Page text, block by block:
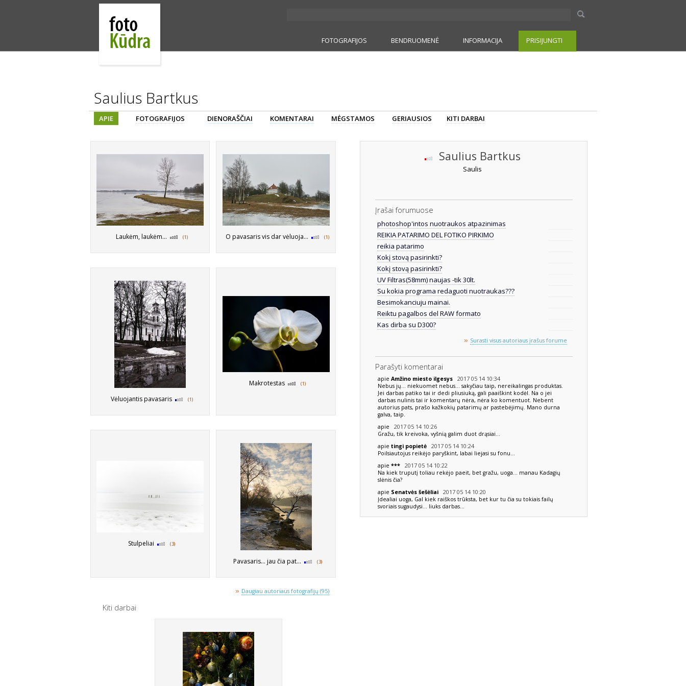
FOTOGRAFIJOS BENDRUOMENĖ INFORMACIJA PRISIJUNGTI
Saulius Bartkus
APIE FOTOGRAFIJOS DIENORAŠČIAI KOMENTARAI MĖGSTAMOS GERIAUSIOS KITI DARBAI
Laukėm, laukėm... (1) O pavasaris vis dar vėluoja... (1)
Vėluojantis pavasaris (1)
Makrotestas (1)
Stulpeliai (3)
Pavasaris... jau čia pat... (3)
» Daugiau autoriaus fotografijų (95)
Kiti darbai
Saulius Bartkus
Saulis
Įrašai forumuose
photoshop'intos nuotraukos atpazinimas
REIKIA PATARIMO DEL FOTIKO PIRKIMO
reikia patarimo
Kokį stovą pasirinkti?
Kokį stovą pasirinkti?
UV Filtras(58mm) naujas -tik 30lt.
Su kokia programa redaguoti nuotraukas???
Besimokanciuju mainai.
Reiktu pagalbos del RAW formato
Kas dirba su D300?
» Surasti visus autoriaus įrašus forume
Parašyti komentarai
apie Amžino miesto ilgesys 2017 05 14 10:34
Nebus jų... niekuomet nebus... sakyčiau taip, nereikalingas produktas.
Jei darbas patiko tai ir dedi pliusiuką, gali paaiškint kodėl. Na o jei
darbas nulinis tai ir komentarų nėra, nėra ko komentuot. Nebent
autorius pats, prašo kažkokių patarimų ar pastebėjimų. Mano durna
galva, taip.
apie
2017 05 14 10:26
Gražu, tik kreivoka, vyšnią galim duot drąsiai...
apie tingi popietė 2017 05 14 10:24
Poilsiautojus reikėjo paryškint, labai liejasi su fonu...
apie *** 2017 05 14 10:22
Na kiek truputį toliau rekėjo paeit, bet gražu, uoga... manau Kadagių
slėnis čia?
apie Senatvės šešėliai 2017 05 14 10:20
Įdealiai uoga, Gal kiek raiškos trūksta, bet kur tu čia su tokiais failų
svoriais sugaudysi... liuks darbas...